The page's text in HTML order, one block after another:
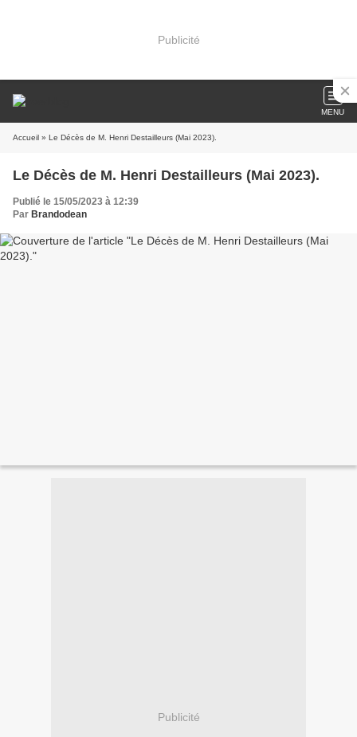
Publicité
MENU
Accueil » Le Décès de M. Henri Destailleurs (Mai 2023).
Le Décès de M. Henri Destailleurs (Mai 2023).
Publié le 15/05/2023 à 12:39
Par Brandodean
Publicité